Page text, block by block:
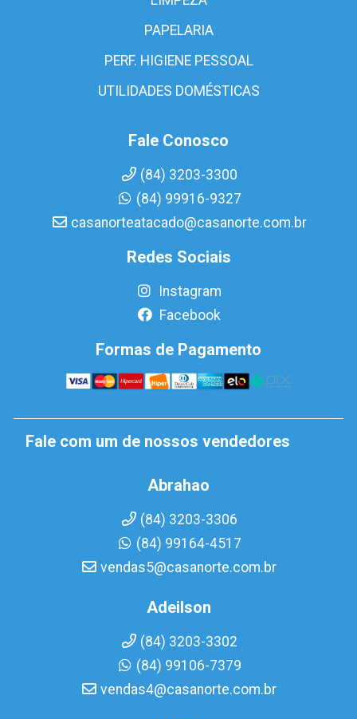
PAPELARIA
PERF. HIGIENE PESSOAL
UTILIDADES DOMÉSTICAS
Fale Conosco
(84) 3203-3300
(84) 99916-9327
casanorteatacado@casanorte.com.br
Redes Sociais
Instagram
Facebook
Formas de Pagamento
Fale com um de nossos vendedores
Abrahao
(84) 3203-3306
(84) 99164-4517
vendas5@casanorte.com.br
Adeilson
(84) 3203-3302
(84) 99106-7379
vendas4@casanorte.com.br